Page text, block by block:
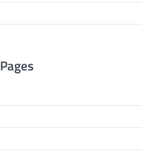
Pages